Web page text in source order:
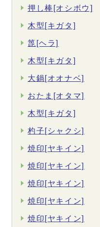
押し棒[オシボウ]
木型[キガタ]
箆[ヘラ]
木型[キガタ]
大鍋[オオナベ]
おたま[オタマ]
木型[キガタ]
杓子[シャクシ]
焼印[ヤキイン]
焼印[ヤキイン]
焼印[ヤキイン]
焼印[ヤキイン]
焼印[ヤキイン]